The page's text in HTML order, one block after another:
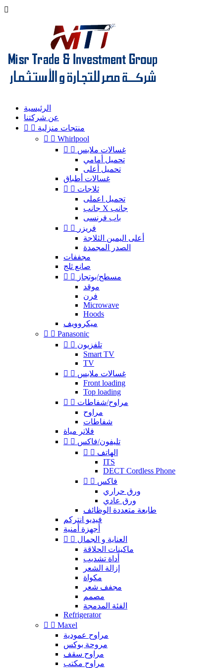

الرئيسية
عن شركتنا
  منتجات منزلية
  Whirlpool
  غسالات ملابس
تحميل أمامي
تحميل أعلى
غسالات أطباق
  ثلاجات
تحميل اعملى
جانب X جانب
باب فرنسى
 
فريزر
أعلى اليمين الثلاجة
الصدر المجمدة
مجففات
صانع ثلج
  مسطح/بوتجاز
موقد
فرن
Microwave
Hoods
ميكروويف
  Panasonic
  تلفزيون
Smart TV
TV
  غسالات ملابس
Front loading
Top loading
  مراوح/شفاطات
مراوح
شفاطات
فلاتر مياة
  تليفون/فاكس
  الهاتف
ITS
DECT Cordless Phone
  فاكس
ورق حراري
ورق عادي
طابعة متعددة الوظائف
فيديو انتركم
أجهزة أمنية
  العناية و الجمال
ماكينات الحلاقة
أداة تشديب
إزالة الشعر
مكواة
مجفف شعر
مصمم
الفئة المدمجة
Refrigerator
  Maxel
مراوح عمودية
مروحة بوكس
مراوح سقف
مراوح مكتب